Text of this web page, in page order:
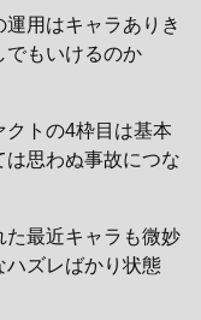
運用はキャラありき
でもいけるのか
クトの4枠目は基本
思わぬ事故につな
た最近キャラも微妙
ハズレばかり状態